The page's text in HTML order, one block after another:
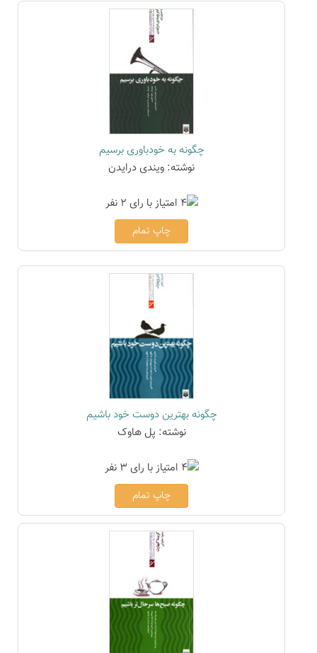
چگونه به خودباوری برسیم
نوشته: ویندی درایدن
چاپ تمام
چگونه بهترین دوست خود باشیم
نوشته: پل هاوک
چاپ تمام